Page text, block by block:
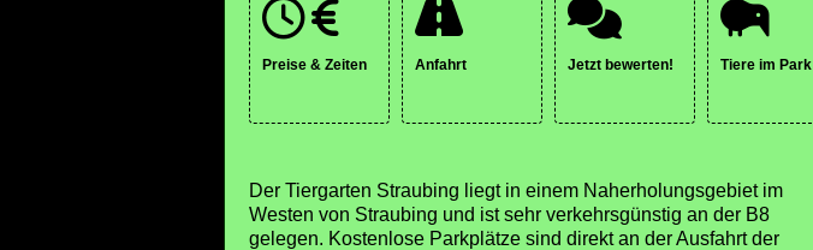
Preise & Zeiten Anfahrt Jetzt bewerten! Tiere im Park
Der Tiergarten Straubing liegt in einem Naherholungsgebiet im
Westen von Straubing und ist sehr verkehrsgünstig an der B8
gelegen. Kostenlose Parkplätze sind direkt an der Ausfahrt der